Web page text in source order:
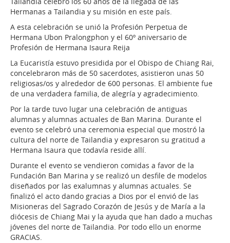
Hermanas a Tailandia y su misión en este país.
A esta celebración se unió la Profesión Perpetua de
Hermana Ubon Pralongphon y el 60º aniversario de
Profesión de Hermana Isaura Reija
La Eucaristía estuvo presidida por el Obispo de Chiang Rai,
concelebraron más de 50 sacerdotes, asistieron unas 50
religiosas/os y alrededor de 600 personas. El ambiente fue
de una verdadera familia, de alegría y agradecimiento.
Por la tarde tuvo lugar una celebración de antiguas
alumnas y alumnas actuales de Ban Marina. Durante el
evento se celebró una ceremonia especial que mostró la
cultura del norte de Tailandia y expresaron su gratitud a
Hermana Isaura que todavía reside allí.
Durante el evento se vendieron comidas a favor de la
Fundación Ban Marina y se realizó un desfile de modelos
diseñados por las exalumnas y alumnas actuales. Se
finalizó el acto dando gracias a Dios por el envió de las
Misioneras del Sagrado Corazón de Jesús y de María a la
diócesis de Chiang Mai y la ayuda que han dado a muchas
jóvenes del norte de Tailandia. Por todo ello un enorme
GRACIAS.